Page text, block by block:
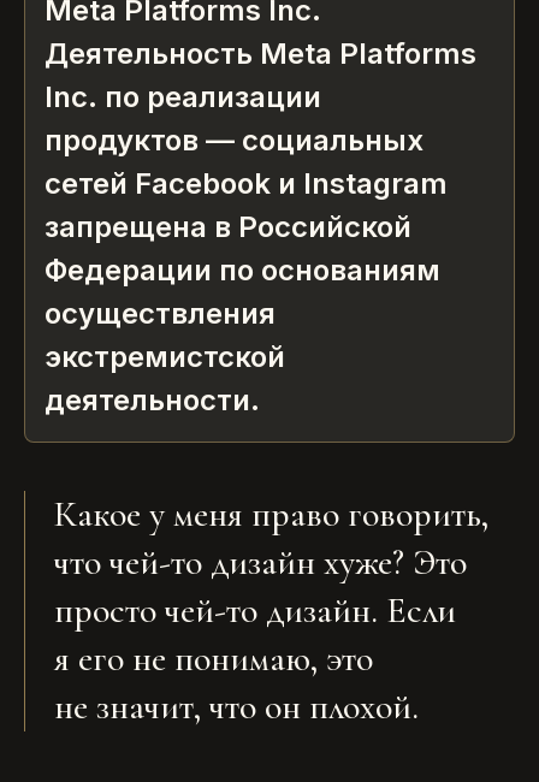
Meta Platforms Inc.
Деятельность Meta Platforms
Inc. по реализации
продуктов — социальных
сетей Facebook и Instagram
запрещена в Российской
Федерации по основаниям
осуществления
экстремистской
деятельности.
Какое у меня право говорить,
что чей-то дизайн хуже? Это
просто чей-то дизайн. Если
я его не понимаю, это
не значит, что он плохой.